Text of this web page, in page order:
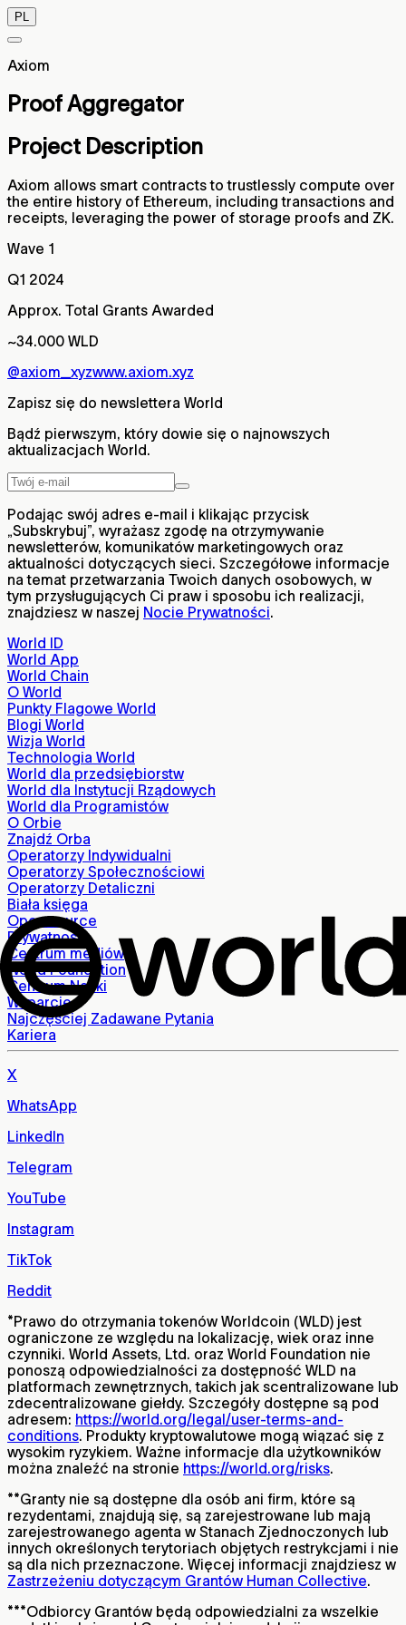
PL
Axiom
Proof Aggregator
Project Description
Axiom allows smart contracts to trustlessly compute over
the entire history of Ethereum, including transactions and
receipts, leveraging the power of storage proofs and ZK.
Wave 1
Q1 2024
Approx. Total Grants Awarded
~34.000 WLD
@axiom_xyzwww.axiom.xyz
Zapisz się do newslettera World
Bądź pierwszym, który dowie się o najnowszych
aktualizacjach World.
Podając swój adres e-mail i klikając przycisk
„Subskrybuj”, wyrażasz zgodę na otrzymywanie
newsletterów, komunikatów marketingowych oraz
aktualności dotyczących sieci. Szczegółowe informacje
na temat przetwarzania Twoich danych osobowych, w
tym przysługujących Ci praw i sposobu ich realizacji,
znajdziesz w naszej Nocie Prywatności.
World ID
World App
World Chain
O World
Punkty Flagowe World
Blogi World
Wizja World
Technologia World
World dla przedsiębiorstw
World dla Instytucji Rządowych
World dla Programistów
O Orbie
Znajdź Orba
Operatorzy Indywidualni
Operatorzy Społecznościowi
Operatorzy Detaliczni
Biała księga
Open source
Prywatność
Centrum mediów
World Foundation
Centrum Nauki
Wsparcie
Najczęściej Zadawane Pytania
Kariera
X
WhatsApp
LinkedIn
Telegram
YouTube
Instagram
TikTok
Reddit
*Prawo do otrzymania tokenów Worldcoin (WLD) jest
ograniczone ze względu na lokalizację, wiek oraz inne
czynniki. World Assets, Ltd. oraz World Foundation nie
ponoszą odpowiedzialności za dostępność WLD na
platformach zewnętrznych, takich jak scentralizowane lub
zdecentralizowane giełdy. Szczegóły dostępne są pod
adresem: https://world.org/legal/user-terms-and-
conditions. Produkty kryptowalutowe mogą wiązać się z
wysokim ryzykiem. Ważne informacje dla użytkowników
można znaleźć na stronie https://world.org/risks.
**Granty nie są dostępne dla osób ani firm, które są
rezydentami, znajdują się, są zarejestrowane lub mają
zarejestrowanego agenta w Stanach Zjednoczonych lub
innych określonych terytoriach objętych restrykcjami i nie
są dla nich przeznaczone. Więcej informacji znajdziesz w
Zastrzeżeniu dotyczącym Grantów Human Collective.
***Odbiorcy Grantów będą odpowiedzialni za wszelkie